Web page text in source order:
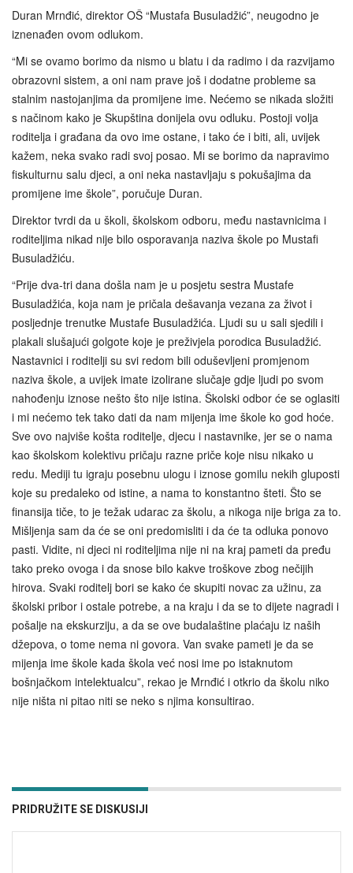
Duran Mrnđić, direktor OŠ “Mustafa Busuladžić”, neugodno je
iznenađen ovom odlukom.
“Mi se ovamo borimo da nismo u blatu i da radimo i da razvijamo
obrazovni sistem, a oni nam prave još i dodatne probleme sa
stalnim nastojanjima da promijene ime. Nećemo se nikada složiti
s načinom kako je Skupština donijela ovu odluku. Postoji volja
roditelja i građana da ovo ime ostane, i tako će i biti, ali, uvijek
kažem, neka svako radi svoj posao. Mi se borimo da napravimo
fiskulturnu salu djeci, a oni neka nastavljaju s pokušajima da
promijene ime škole”, poručuje Duran.
Direktor tvrdi da u školi, školskom odboru, među nastavnicima i
roditeljima nikad nije bilo osporavanja naziva škole po Mustafi
Busuladžiću.
“Prije dva-tri dana došla nam je u posjetu sestra Mustafe
Busuladžića, koja nam je pričala dešavanja vezana za život i
posljednje trenutke Mustafe Busuladžića. Ljudi su u sali sjedili i
plakali slušajući golgote koje je preživjela porodica Busuladžić.
Nastavnici i roditelji su svi redom bili oduševljeni promjenom
naziva škole, a uvijek imate izolirane slučaje gdje ljudi po svom
nahođenju iznose nešto što nije istina. Školski odbor će se oglasiti
i mi nećemo tek tako dati da nam mijenja ime škole ko god hoće.
Sve ovo najviše košta roditelje, djecu i nastavnike, jer se o nama
kao školskom kolektivu pričaju razne priče koje nisu nikako u
redu. Mediji tu igraju posebnu ulogu i iznose gomilu nekih gluposti
koje su predaleko od istine, a nama to konstantno šteti. Što se
finansija tiče, to je težak udarac za školu, a nikoga nije briga za to.
Mišljenja sam da će se oni predomisliti i da će ta odluka ponovo
pasti. Vidite, ni djeci ni roditeljima nije ni na kraj pameti da pređu
tako preko ovoga i da snose bilo kakve troškove zbog nečijih
hirova. Svaki roditelj bori se kako će skupiti novac za užinu, za
školski pribor i ostale potrebe, a na kraju i da se to dijete nagradi i
pošalje na ekskurziju, a da se ove budalaštine plaćaju iz naših
džepova, o tome nema ni govora. Van svake pameti je da se
mijenja ime škole kada škola već nosi ime po istaknutom
bošnjačkom intelektualcu”, rekao je Mrnđić i otkrio da školu niko
nije ništa ni pitao niti se neko s njima konsultirao.
PRIDRUŽITE SE DISKUSIJI